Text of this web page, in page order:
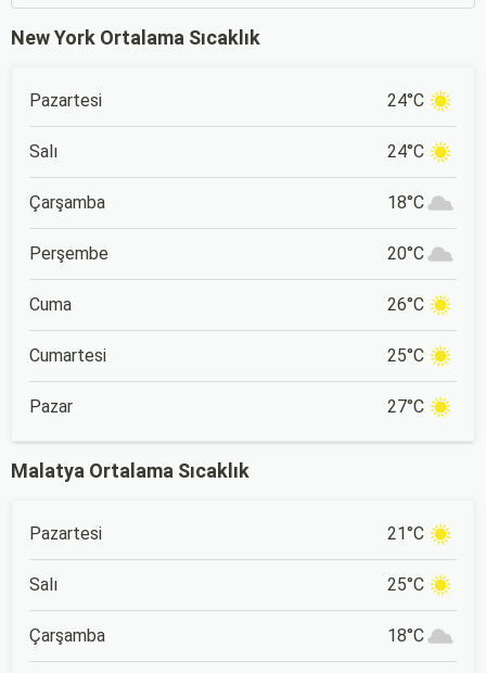
New York Ortalama Sıcaklık
Pazartesi 24°C
Salı 24°C
Çarşamba 18°C
Perşembe 20°C
Cuma 26°C
Cumartesi 25°C
Pazar 27°C
Malatya Ortalama Sıcaklık
Pazartesi 21°C
Salı 25°C
Çarşamba 18°C